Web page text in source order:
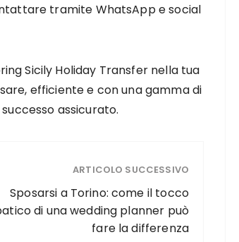
tramite WhatsApp e social
Sicily Holiday Transfer nella tua
efficiente e con una gamma di
assicurato.
ARTICOLO SUCCESSIVO
Sposarsi a Torino: come il tocco
di una wedding planner può
fare la differenza